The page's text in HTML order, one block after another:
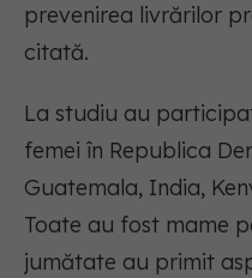
prevenirea livrărilor
citată.
La studiu au
femei în Republica
Guatemala, India,
Toate au fost mame
jumătate au primit